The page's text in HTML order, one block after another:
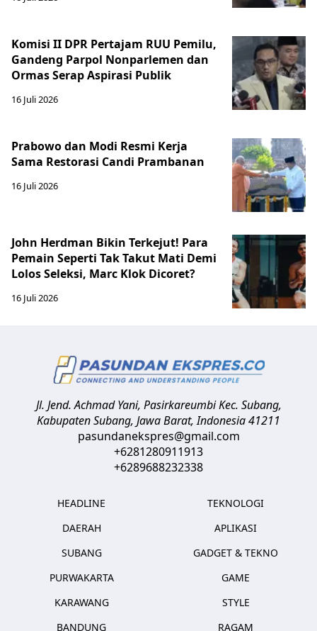
Komisi II DPR Pertajam RUU Pemilu,
Gandeng Parpol Nonparlemen dan
Ormas Serap Aspirasi Publik
16 Juli 2026
Prabowo dan Modi Resmi Kerja
Sama Restorasi Candi Prambanan
16 Juli 2026
John Herdman Bikin Terkejut! Para
Pemain Seperti Tak Takut Mati Demi
Lolos Seleksi, Marc Klok Dicoret?
16 Juli 2026
Jl. Jend. Achmad Yani, Pasirkareumbi Kec. Subang,
Kabupaten Subang, Jawa Barat,Indonesia41211
pasundanekspres@gmail.com
+6281280911913
+6289688232338
HEADLINE
DAERAH
SUBANG
PURWAKARTA
KARAWANG
BANDUNG
TEKNOLOGI
APLIKASI
GADGET & TEKNO
GAME
STYLE
RAGAM